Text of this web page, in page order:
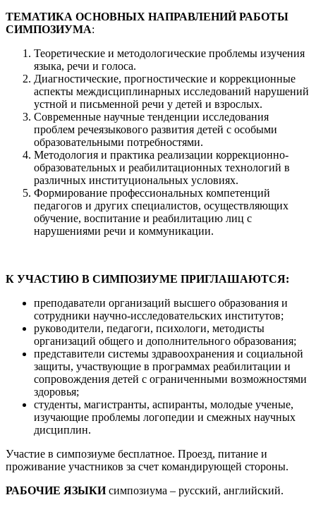
ТЕМАТИКА ОСНОВНЫХ НАПРАВЛЕНИЙ РАБОТЫ
СИМПОЗИУМА:
Теоретические и методологические проблемы изучения
языка, речи и голоса.
Диагностические, прогностические и коррекционные
аспекты междисциплинарных исследований нарушений
устной и письменной речи у детей и взрослых.
Современные научные тенденции исследования
проблем речеязыкового развития детей с особыми
образовательными потребностями.
Методология и практика реализации коррекционно-
образовательных и реабилитационных технологий в
различных институциональных условиях.
Формирование профессиональных компетенций
педагогов и других специалистов, осуществляющих
обучение, воспитание и реабилитацию лиц с
нарушениями речи и коммуникации.
К УЧАСТИЮ В СИМПОЗИУМЕ ПРИГЛАШАЮТСЯ:
преподаватели организаций высшего образования и
сотрудники научно-исследовательских институтов;
руководители, педагоги, психологи, методисты
организаций общего и дополнительного образования;
представители системы здравоохранения и социальной
защиты, участвующие в программах реабилитации и
сопровождения детей с ограниченными возможностями
здоровья;
студенты, магистранты, аспиранты, молодые ученые,
изучающие проблемы логопедии и смежных научных
дисциплин.
Участие в симпозиуме бесплатное. Проезд, питание и
проживание участников за счет командирующей стороны.
РАБОЧИЕ ЯЗЫКИсимпозиума – русский, английский.